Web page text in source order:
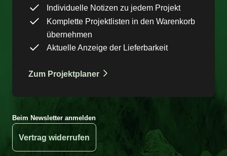
Individuelle Notizen zu jedem Projekt
Komplette Projektlisten in den Warenkorb
übernehmen
Aktuelle Anzeige der Lieferbarkeit
Zum Projektplaner
Beim Newsletter anmelden
Vertrag widerrufen